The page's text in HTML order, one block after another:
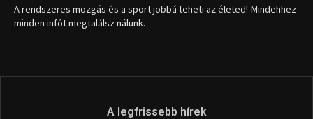
A rendszeres mozgás és a sport jobbá teheti az életed! Mindehhez
minden infót megtalálsz nálunk.
A legfrissebb hírek